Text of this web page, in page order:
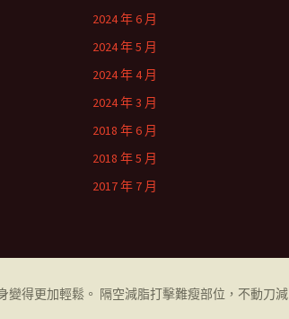
2024 年 6 月
2024 年 5 月
2024 年 4 月
2024 年 3 月
2018 年 6 月
2018 年 5 月
2017 年 7 月
得更加輕鬆。 隔空減脂打擊難瘦部位，不動刀減